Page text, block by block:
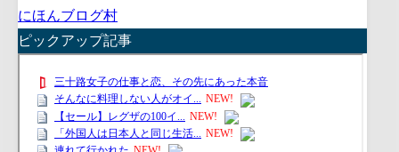
にほんブログ村
ピックアップ記事